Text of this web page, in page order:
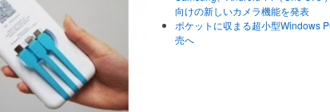
向けの新しいカメラ機能を発表
ポケットに収まる超小型Windows
売へ